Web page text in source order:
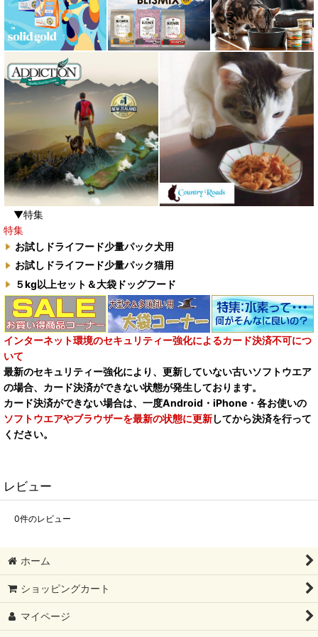
▼特集
特集
お試しドライフード少量パック犬用
お試しドライフード少量パック猫用
５kg以上セット＆大袋ドッグフード
インターネット環境のセキュリティー強化によるカード決済不可につ
いて
最新のセキュリティー強化により、更新していない古いソフトウエア
の場合、カード決済ができない状態が発生しております。
カード決済ができない場合は、一度Android・iPhone・各お使いの
ソフトウエアやブラウザーを最新の状態に更新してから決済を行って
ください。
レビュー
0件のレビュー
ホーム
ショッピングカート
マイページ